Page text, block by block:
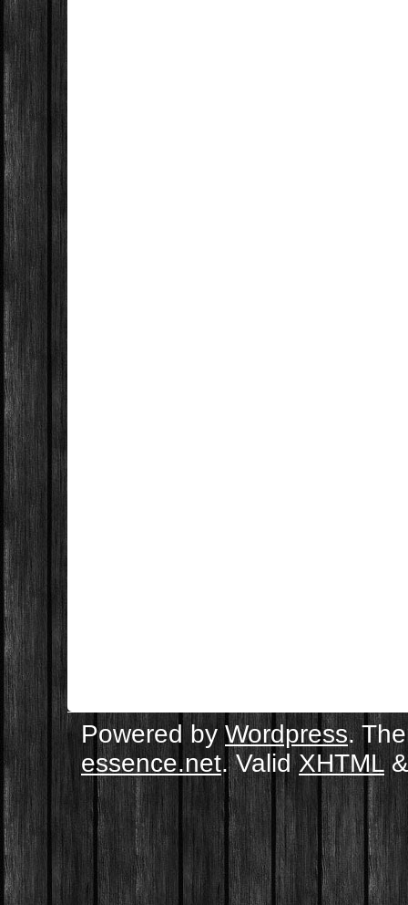
Powered by Wordpress.
essence.net. ValidXHTML